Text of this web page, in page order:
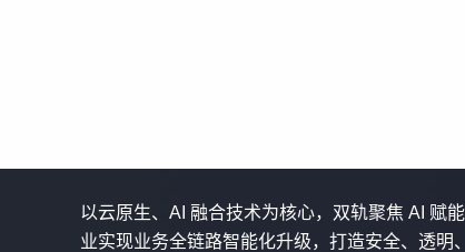
以云原生、AI 融合技术为核心，双轨聚焦 AI 赋
业实现业务全链路智能化升级，打造安全、透明